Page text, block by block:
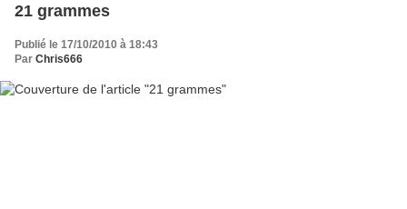
21 grammes
Publié le 17/10/2010 à 18:43
Par Chris666